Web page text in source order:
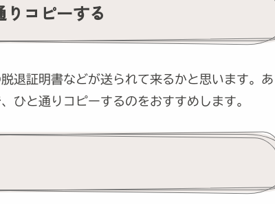
コピーする
退証明書などが送られて来るかと思います。あ
ひと通りコピーするのをおすすめします。